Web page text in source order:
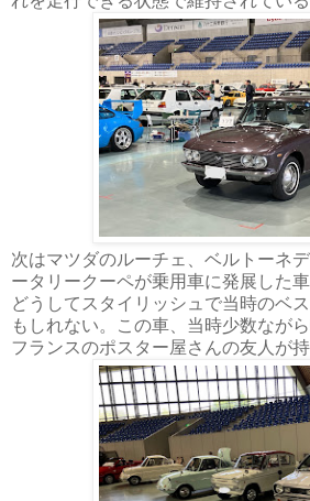
次はマツダのルーチェ、ベルトーネ
ータリークーペが乗用車に発展した
どうしてスタイリッシュで当時のベ
もしれない。この車、当時少数なが
フランスのポスター屋さんの友人が持